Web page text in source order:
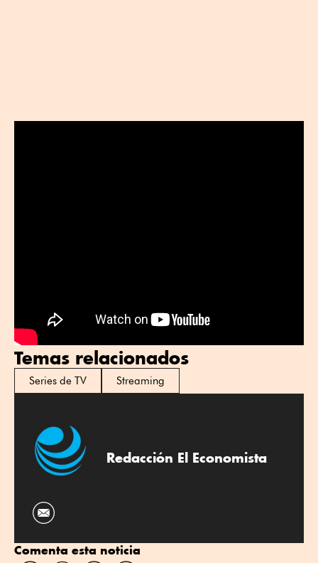
Temas relacionados
Series de TV Streaming
Redacción El Economista
Comenta esta noticia